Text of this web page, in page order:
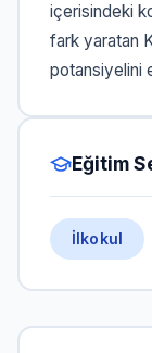
içerisindeki
fark yaratan
potansiyelini
Eğitim
İlkokul